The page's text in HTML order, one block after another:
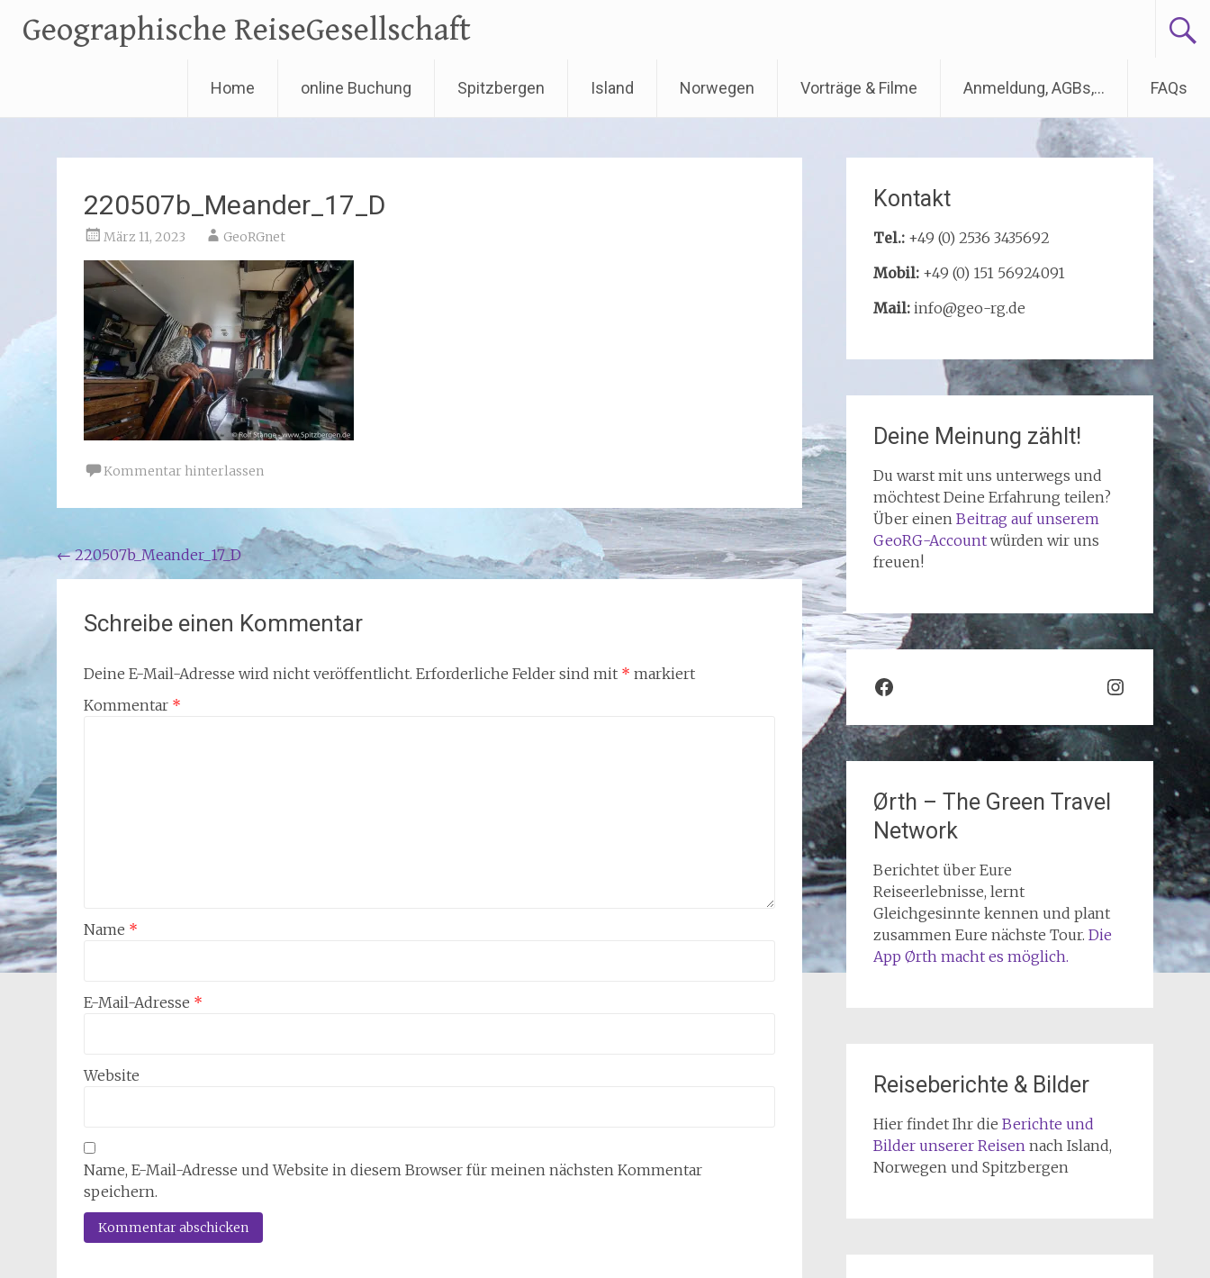
Geographische ReiseGesellschaft
Home online Buchung Spitzbergen Island Norwegen Vorträge & Filme Anmeldung, AGBs,… FAQs
220507b_Meander_17_D
März 11, 2023 GeoRGnet
Kommentar hinterlassen
Beitragsnavigation
←220507b_Meander_17_D
Schreibe einen Kommentar
Deine E-Mail-Adresse wird nicht veröffentlicht. Erforderliche Felder sind mit * markiert
Kommentar *
Name *
E-Mail-Adresse *
Website
Name, E-Mail-Adresse und Website in diesem Browser für meinen nächsten Kommentar
speichern.
Kontakt
Tel.:+49 (0) 2536 3435692
Mobil:+49 (0) 151 56924091
Mail:info@geo-rg.de
Deine Meinung zählt!
Du warst mit uns unterwegs und
möchtest Deine Erfahrung teilen?
Über einen Beitrag auf unserem
GeoRG-Accountwürden wir uns
freuen!
Facebook
Ørth – The Green Travel
Network
Berichtet über Eure
Reiseerlebnisse, lernt
Gleichgesinnte kennen und plant
zusammen Eure nächste Tour. Die
App Ørth macht es möglich.
Reiseberichte & Bilder
Hier findet Ihr die Berichte und
Bilder unserer Reisennach Island,
Norwegen und Spitzbergen